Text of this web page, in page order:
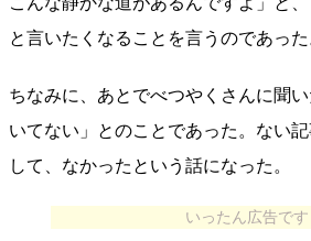
と言いたくなることを言うのであった
ちなみに、あとでべつやくさんに聞
いてない」とのことであった。ない
して、なかったという話になった。
いったん広告です